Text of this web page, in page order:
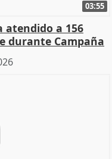
03:55
atendido a 156
durante Campaña